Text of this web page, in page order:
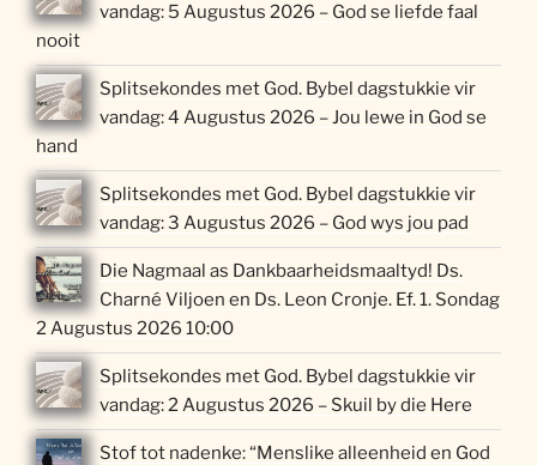
vandag: 5 Augustus 2026 – God se liefde faal
nooit
Splitsekondes met God. Bybel dagstukkie vir
vandag: 4 Augustus 2026 – Jou lewe in God se
hand
Splitsekondes met God. Bybel dagstukkie vir
vandag: 3 Augustus 2026 – God wys jou pad
Die Nagmaal as Dankbaarheidsmaaltyd! Ds.
Charné Viljoen en Ds. Leon Cronje. Ef. 1. Sondag
2 Augustus 2026 10:00
Splitsekondes met God. Bybel dagstukkie vir
vandag: 2 Augustus 2026 – Skuil by die Here
Stof tot nadenke: “Menslike alleenheid en God